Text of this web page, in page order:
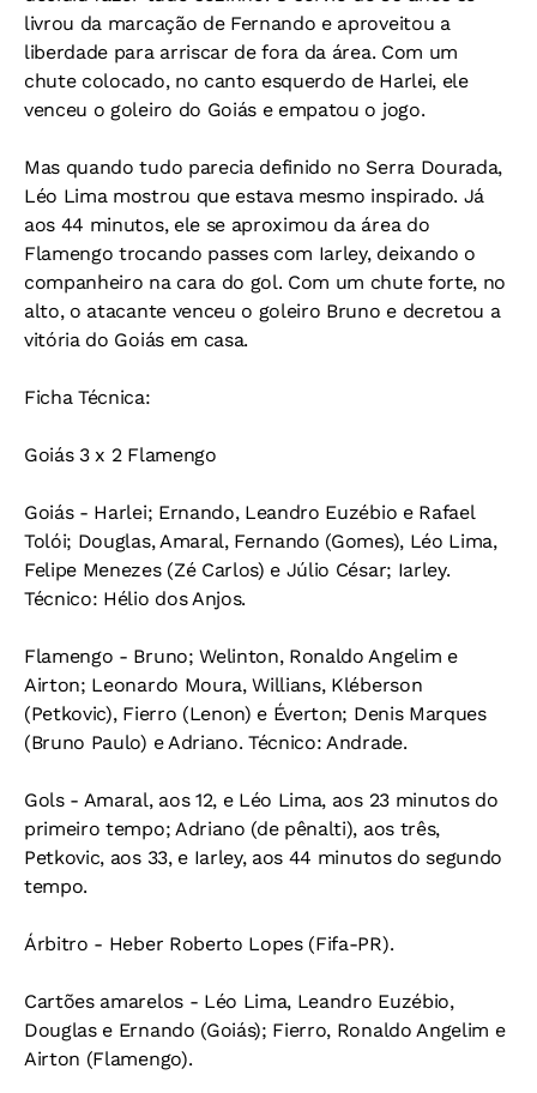
livrou da marcação de Fernando e aproveitou a
liberdade para arriscar de fora da área. Com um
chute colocado, no canto esquerdo de Harlei, ele
venceu o goleiro do Goiás e empatou o jogo.
Mas quando tudo parecia definido no Serra Dourada,
Léo Lima mostrou que estava mesmo inspirado. Já
aos 44 minutos, ele se aproximou da área do
Flamengo trocando passes com Iarley, deixando o
companheiro na cara do gol. Com um chute forte, no
alto, o atacante venceu o goleiro Bruno e decretou a
vitória do Goiás em casa.
Ficha Técnica:
Goiás 3 x 2 Flamengo
Goiás - Harlei; Ernando, Leandro Euzébio e Rafael
Tolói; Douglas, Amaral, Fernando (Gomes), Léo Lima,
Felipe Menezes (Zé Carlos) e Júlio César; Iarley.
Técnico: Hélio dos Anjos.
Flamengo - Bruno; Welinton, Ronaldo Angelim e
Airton; Leonardo Moura, Willians, Kléberson
(Petkovic), Fierro (Lenon) e Éverton; Denis Marques
(Bruno Paulo) e Adriano. Técnico: Andrade.
Gols - Amaral, aos 12, e Léo Lima, aos 23 minutos do
primeiro tempo; Adriano (de pênalti), aos três,
Petkovic, aos 33, e Iarley, aos 44 minutos do segundo
tempo.
Árbitro - Heber Roberto Lopes (Fifa-PR).
Cartões amarelos - Léo Lima, Leandro Euzébio,
Douglas e Ernando (Goiás); Fierro, Ronaldo Angelim e
Airton (Flamengo).